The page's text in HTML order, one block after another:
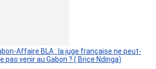
Affaire BLA : la juge française ne peut-
pas venir au Gabon ? ( Brice Ndinga)